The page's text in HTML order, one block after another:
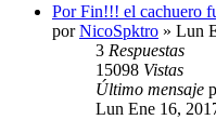
Por Fin!!! el cachuero
porNicoSpktro » Lun
3 Respuestas
15098 Vistas
Último mensaje
Lun Ene 16,